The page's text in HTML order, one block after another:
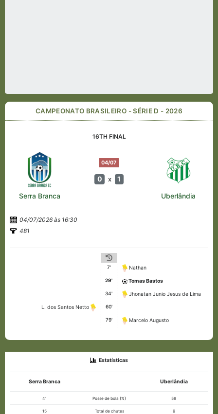
CAMPEONATO BRASILEIRO - SÉRIE D - 2026
16TH FINAL
04/07
0 x 1
Serra Branca Uberlândia
04/07/2026 às 16:30
481
7' Nathan
29' Tomas Bastos
34' Jhonatan Junio ​​Jesus de Lima
L. dos Santos Netto 60'
79' Marcelo Augusto
Estatísticas
Serra Branca Uberlândia
41 Posse de bola (%) 59
15 Total de chutes 9